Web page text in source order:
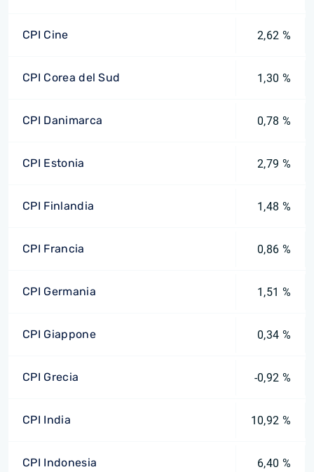
CPI Cine 2,62 %
CPI Corea del Sud 1,30 %
CPI Danimarca 0,78 %
CPI Estonia 2,79 %
CPI Finlandia 1,48 %
CPI Francia 0,86 %
CPI Germania 1,51 %
CPI Giappone 0,34 %
CPI Grecia -0,92 %
CPI India 10,92 %
CPI Indonesia 6,40 %